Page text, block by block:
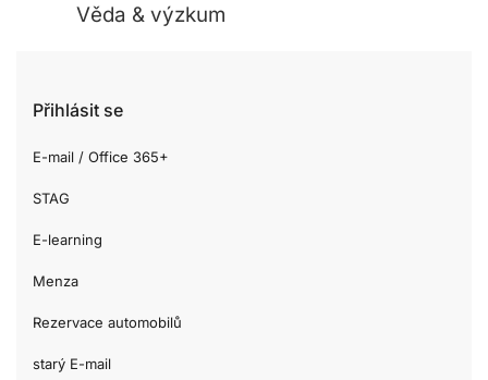
Věda & výzkum
Přihlásit se
E-mail / Office 365+
STAG
E-learning
Menza
Rezervace automobilů
starý E-mail